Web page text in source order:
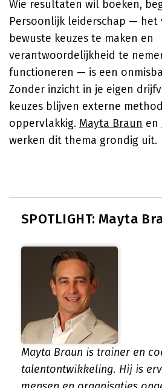
Wie resultaten wil boeken,
Persoonlijk leiderschap — het
bewuste keuzes te maken en
verantwoordelijkheid te
functioneren — is een
Zonder inzicht in je eigen
keuzes blijven externe
oppervlakkig. Mayta Braun en
werken dit thema grondig uit.
SPOTLIGHT: Mayta
Mayta Braun is trainer en
talentontwikkeling. Hij is